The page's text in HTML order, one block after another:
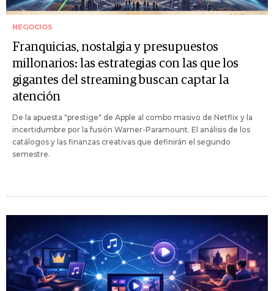
NEGOCIOS
Franquicias, nostalgia y presupuestos
millonarios: las estrategias con las que los
gigantes del streaming buscan captar la
atención
De la apuesta "prestige" de Apple al combo masivo de Netflix y la
incertidumbre por la fusión Warner-Paramount. El análisis de los
catálogos y las finanzas creativas que definirán el segundo
semestre.